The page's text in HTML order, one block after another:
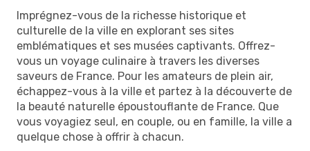
Imprégnez-vous de la richesse historique et
culturelle de la ville en explorant ses sites
emblématiques et ses musées captivants. Offrez-
vous un voyage culinaire à travers les diverses
saveurs de France. Pour les amateurs de plein air,
échappez-vous à la ville et partez à la découverte de
la beauté naturelle époustouflante de France. Que
vous voyagiez seul, en couple, ou en famille, la ville a
quelque chose à offrir à chacun.